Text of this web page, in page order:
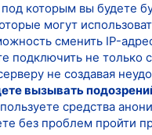
которым вы будете
могут
сменить IP-
подключить не только
не создавая
вызывать
средства
без проблем пройти